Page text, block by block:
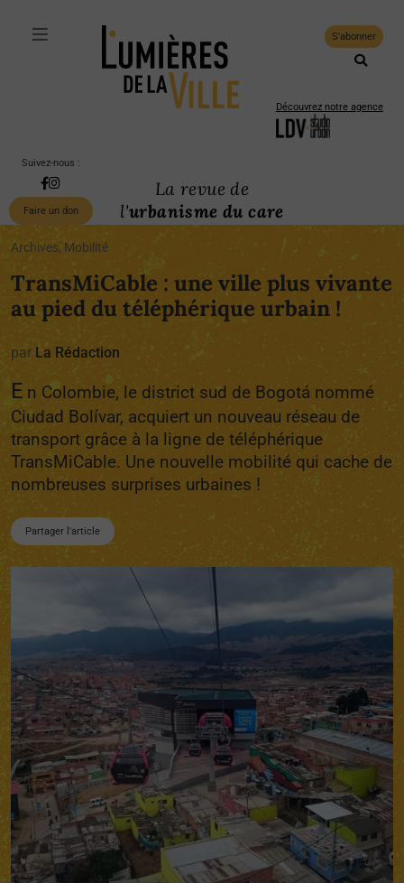
S'abonner
Découvrez notre agence
Suivez-nous :
Faire un don
La revue de
l'urbanisme du care
Archives, Mobilité
TransMiCable : une ville plus vivante
au pied du téléphérique urbain !
par La Rédaction
E n Colombie, le district sud de Bogotá nommé
Ciudad Bolívar, acquiert un nouveau réseau de
transport grâce à la ligne de téléphérique
TransMiCable. Une nouvelle mobilité qui cache de
nombreuses surprises urbaines !
Partager l'article